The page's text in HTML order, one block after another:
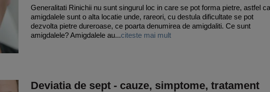
Generalitati Rinichii nu sunt singurul loc in care se pot forma pietre, astfel ca
amigdalele sunt o alta locatie unde, rareori, cu destula dificultate se pot
dezvolta pietre dureroase, ce poarta denumirea de amigdaliti. Ce sunt
amigdalele? Amigdalele au...citeste mai mult
Deviatia de sept - cauze, simptome, tratament